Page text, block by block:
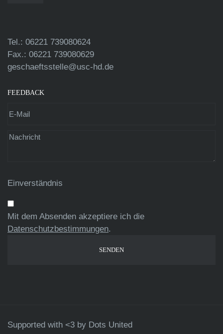
Tel.: 06221 739080624
Fax.: 06221 739080629
geschaeftsstelle@usc-hd.de
FEEDBACK
Einverständnis
Mit dem Absenden akzeptiere ich die
Datenschutzbestimmungen.
Supported with <3 by Dots United